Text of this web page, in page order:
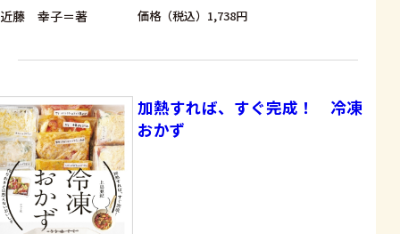
近藤 幸子＝著 価格（税込）1,738円
加熱すれば、すぐ完成！ 冷凍
おかず